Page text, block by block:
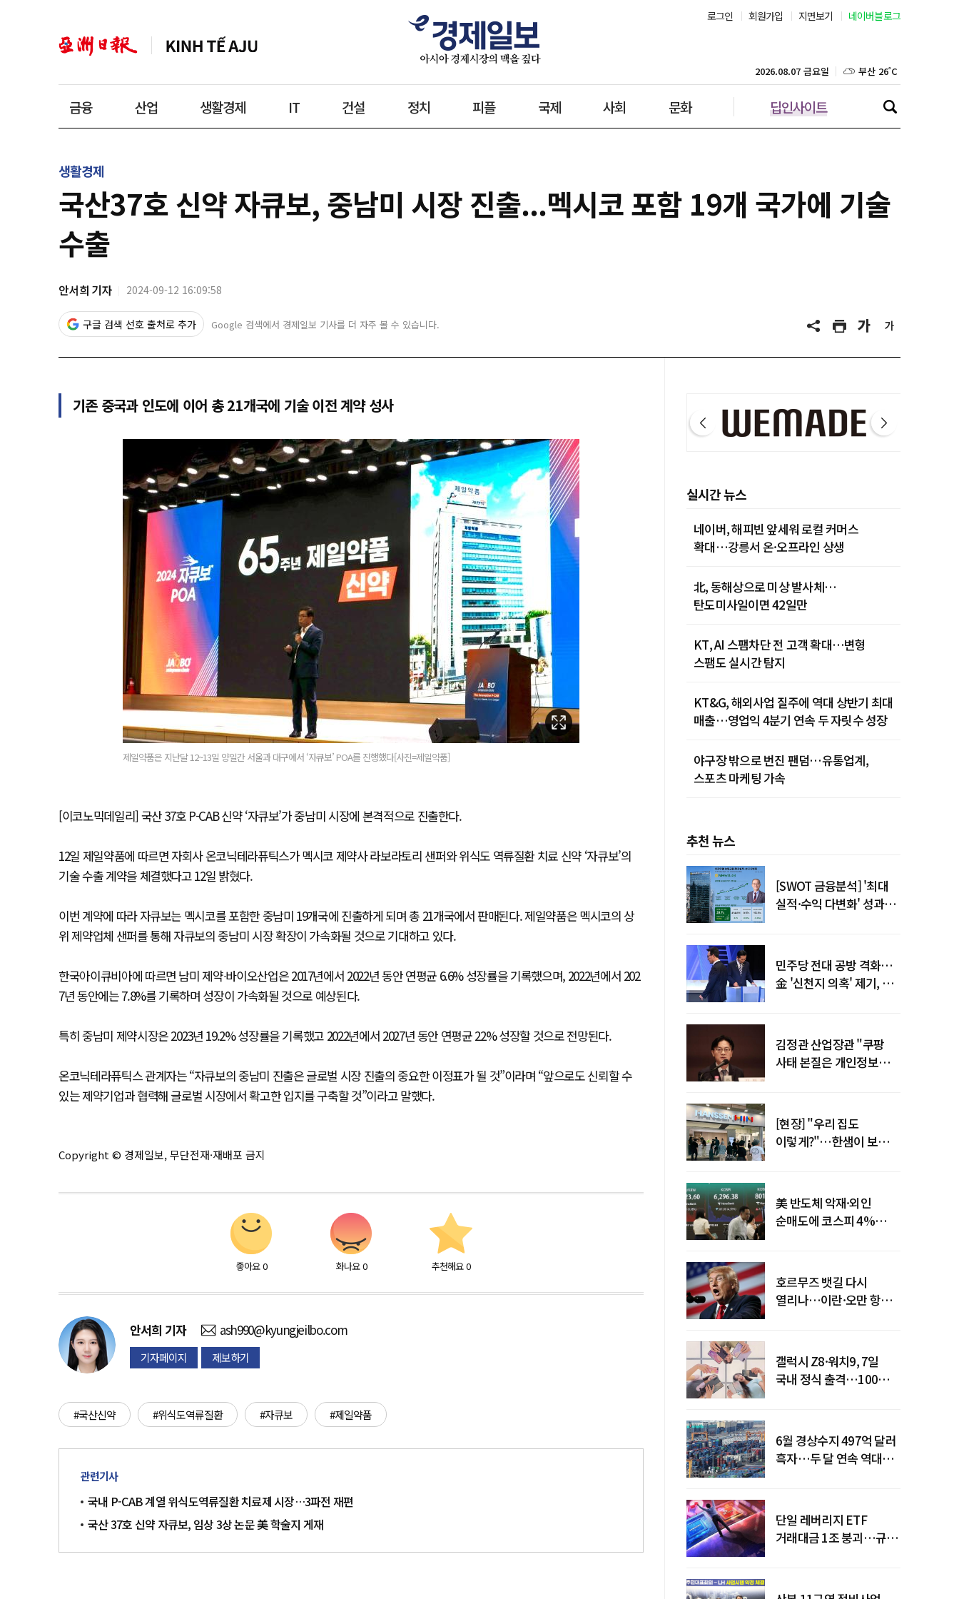
로그인 회원가입 지면보기 네이버블로그
금융 산업 생활경제 IT 건설 정치 피플 국제 사회 문화 딥인사이트
2026.08.07 금요일
대구 23˚C
대전 24˚C
생활경제
국산37호 신약 자큐보, 중남미 시장 진출...멕시코 포함 19개 국가에 기술
수출
안서희 기자 2024-09-12 16:09:58
구글 검색 선호 출처로 추가 Google 검색에서 경제일보 기사를 더 자주 볼 수 있습니다.
기존 중국과 인도에 이어 총 21개국에 기술 이전 계약 성사
제일약품은 지난달 12~13일 양일간 서울과 대구에서 ‘자큐보’ POA를 진행했다[사진=제일약품]
[이코노믹데일리] 국산 37호 P-CAB 신약 ‘자큐보’가 중남미 시장에 본격적으로 진출한다.
12일 제일약품에 따르면 자회사 온코닉테라퓨틱스가 멕시코 제약사 라보라토리 샌퍼와 위식도 역류질환 치료 신약 ‘자큐보’의
기술 수출 계약을 체결했다고 12일 밝혔다.
이번 계약에 따라 자큐보는 멕시코를 포함한 중남미 19개국에 진출하게 되며 총 21개국에서 판매된다. 제일약품은 멕시코의 상
위 제약업체 샌퍼를 통해 자큐보의 중남미 시장 확장이 가속화될 것으로 기대하고 있다.
한국아이큐비아에 따르면 남미 제약∙바이오산업은 2017년에서 2022년 동안 연평균 6.6% 성장률을 기록했으며, 2022년에서 202
7년 동안에는 7.8%를 기록하며 성장이 가속화될 것으로 예상된다.
특히 중남미 제약시장은 2023년 19.2% 성장률을 기록했고 2022년에서 2027년 동안 연평균 22% 성장할 것으로 전망된다.
온코닉테라퓨틱스 관계자는 “자큐보의 중남미 진출은 글로벌 시장 진출의 중요한 이정표가 될 것”이라며 “앞으로도 신뢰할 수
있는 제약기업과 협력해 글로벌 시장에서 확고한 입지를 구축할 것”이라고 말했다.
Copyright © 경제일보, 무단전재·재배포 금지
좋아요 0 화나요 0 추천해요 0
안서희 기자 ash990@kyungjeilbo.com
기자페이지 제보하기
#국산신약 #위식도역류질환 #자큐보 #제일약품
관련기사
국내 P-CAB 계열 위식도역류질환 치료제 시장…3파전 재편
국산 37호 신약 자큐보, 임상 3상 논문 美 학술지 게재
실시간 뉴스
네이버, 해피빈 앞세워 로컬 커머스
확대…강릉서 온·오프라인 상생
北, 동해상으로 미상 발사체…
탄도미사일이면 42일만
KT, AI 스팸차단 전 고객 확대…변형
스팸도 실시간 탐지
KT&G, 해외사업 질주에 역대 상반기 최대
매출…영업익 4분기 연속 두 자릿수 성장
야구장 밖으로 번진 팬덤…유통업계,
스포츠 마케팅 가속
추천 뉴스
[SWOT 금융분석] '최대
실적·수익 다변화' 성과…
민주당 전대 공방 격화…
金 '신천지 의혹' 제기, 鄭
김정관 산업장관 "쿠팡
사태 본질은 개인정보
[현장] "우리 집도
이렇게?"…한샘이 보여준
美 반도체 악재·외인
순매도에 코스피 4%
호르무즈 뱃길 다시
열리나…이란·오만 항로
갤럭시 Z8·워치9, 7일
국내 정식 출격…100개국
6월 경상수지 497억 달러
흑자…두 달 연속 역대
단일 레버리지 ETF
거래대금 1조 붕괴…규제